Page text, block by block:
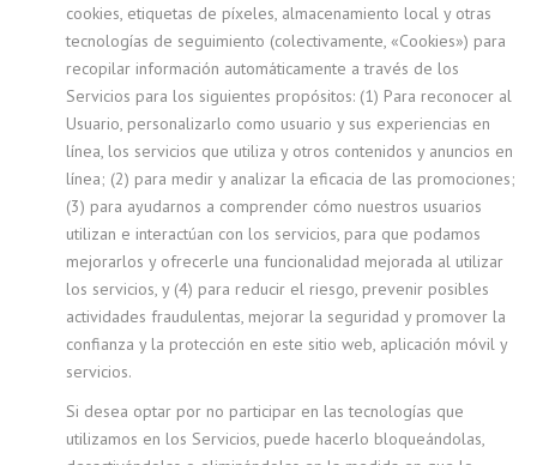
cookies, etiquetas de píxeles, almacenamiento local y otras
tecnologías de seguimiento (colectivamente, «Cookies») para
recopilar información automáticamente a través de los
Servicios para los siguientes propósitos: (1) Para reconocer al
Usuario, personalizarlo como usuario y sus experiencias en
línea, los servicios que utiliza y otros contenidos y anuncios en
línea; (2) para medir y analizar la eficacia de las promociones;
(3) para ayudarnos a comprender cómo nuestros usuarios
utilizan e interactúan con los servicios, para que podamos
mejorarlos y ofrecerle una funcionalidad mejorada al utilizar
los servicios, y (4) para reducir el riesgo, prevenir posibles
actividades fraudulentas, mejorar la seguridad y promover la
confianza y la protección en este sitio web, aplicación móvil y
servicios.
Si desea optar por no participar en las tecnologías que
utilizamos en los Servicios, puede hacerlo bloqueándolas,